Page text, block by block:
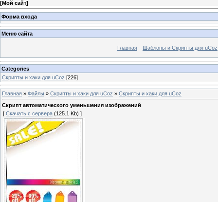
[Мой сайт]
Форма входа
Меню сайта
Главная Шаблоны и Скрипты для uCoz
Categories
Скрипты и хаки для uCoz [226]
Главная » Файлы » Скрипты и хаки для uCoz » Скрипты и хаки для uCoz
Скрипт автоматического уменьшения изображений
[ Скачать с сервера (125.1 Kb) ]